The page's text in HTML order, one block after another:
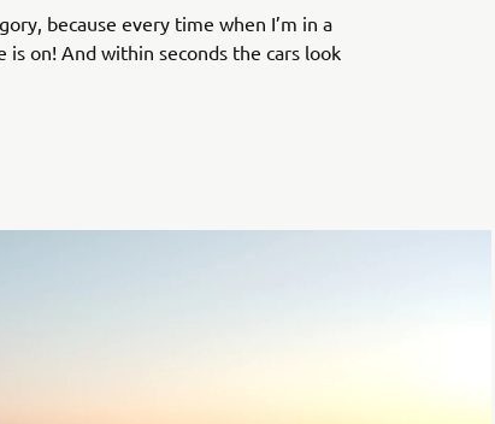
because every time when I’m in a
on! And within seconds the cars look